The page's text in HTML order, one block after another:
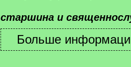
старшина и